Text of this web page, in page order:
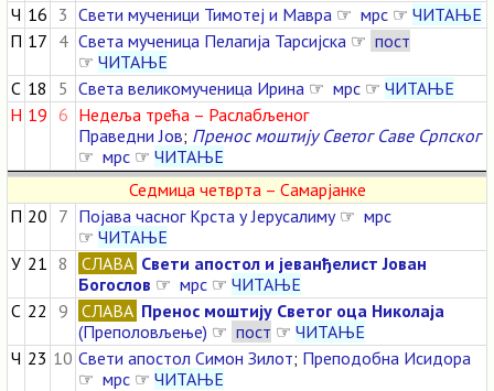
Ч 16 3 Свети мученици Тимотеј и Мавра ☞ мрс ☞ ЧИТАЊЕ
П 17 4 Света мученица Пелагија Тарсијска ☞ пост
☞ ЧИТАЊЕ
С 18 5 Света великомученица Ирина ☞ мрс ☞ ЧИТАЊЕ
Н 19 6 Недеља трећа – Раслабљеног
Праведни Јов; Пренос моштију Светог Саве Српског
☞ мрс ☞ ЧИТАЊЕ
Седмица четврта – Самарјанке
П 20 7 Појава часног Крста у Јерусалиму☞ мрс
☞ ЧИТАЊЕ
У 21 8 СЛАВА Свети апостол и јеванђелист Јован
Богослов ☞ мрс ☞ ЧИТАЊЕ
С 22 9 СЛАВА Пренос моштију Светог оца Николаја
(Преполовљење) ☞ пост ☞ ЧИТАЊЕ
Ч 23 10 Свети апостол Симон Зилот; Преподобна Исидора
☞ мрс ☞ ЧИТАЊЕ